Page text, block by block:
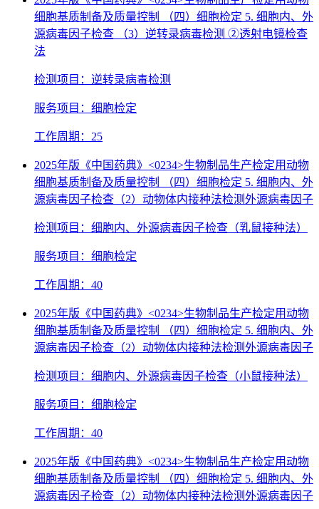
细胞基质制备及质量控制 （四）细胞检定 5. 细胞内、外
源病毒因子检查 （3）逆转录病毒检测 ②透射电镜检查
法
检测项目：逆转录病毒检测
服务项目：细胞检定
工作周期：25
2025年版《中国药典》<0234>生物制品生产检定用动物
细胞基质制备及质量控制 （四）细胞检定 5. 细胞内、外
源病毒因子检查（2）动物体内接种法检测外源病毒因子
检测项目：细胞内、外源病毒因子检查（乳鼠接种法）
服务项目：细胞检定
工作周期：40
2025年版《中国药典》<0234>生物制品生产检定用动物
细胞基质制备及质量控制 （四）细胞检定 5. 细胞内、外
源病毒因子检查（2）动物体内接种法检测外源病毒因子
检测项目：细胞内、外源病毒因子检查（小鼠接种法）
服务项目：细胞检定
工作周期：40
2025年版《中国药典》<0234>生物制品生产检定用动物
细胞基质制备及质量控制 （四）细胞检定 5. 细胞内、外
源病毒因子检查（2）动物体内接种法检测外源病毒因子